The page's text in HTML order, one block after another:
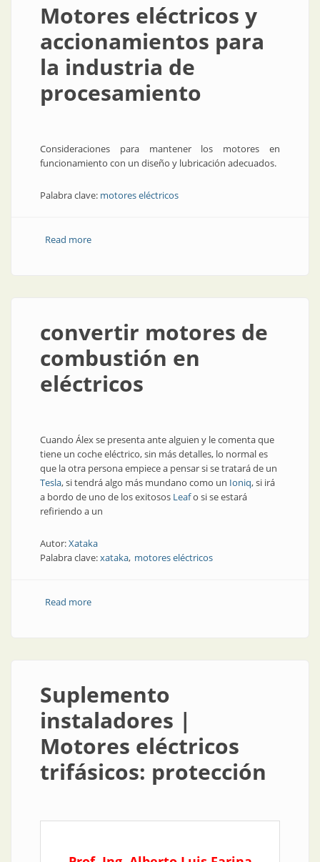
Motores eléctricos y
accionamientos para
la industria de
procesamiento
Consideraciones para mantener los motores en
funcionamiento con un diseño y lubricación adecuados.
Palabra clave: motores eléctricos
Read moreabout Motores eléctricos y accionamientos para la
convertir motores de
combustión en
eléctricos
Cuando Álex se presenta ante alguien y le comenta que
tiene un coche eléctrico, sin más detalles, lo normal es
que la otra persona empiece a pensar si se tratará de un
Tesla, si tendrá algo más mundano como un Ioniq, si irá
a bordo de uno de los exitosos Leafo si se estará
refiriendo a un
Autor:Xataka
Palabra clave:xataka motores eléctricos
Read moreabout convertir motores de combustión en eléctricos
Suplemento
instaladores |
Motores eléctricos
trifásicos: protección